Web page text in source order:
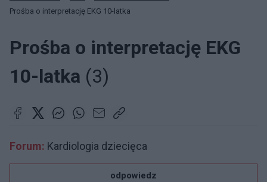
Prośba o interpretację EKG 10-latka
Prośba o interpretację EKG
10-latka (3)
Forum: Kardiologia dziecięca
odpowiedz